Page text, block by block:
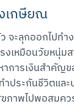
เกษียณ
จะลุกออกไปทำ
เหมือนวัยหนุ่มส
การเงินสำคัญ
ประกันชีวิตและ
ขภาพไปพอสมคว